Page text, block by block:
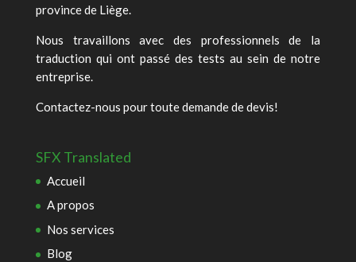
province de Liège.
Nous travaillons avec des professionnels de la
traduction qui ont passé des tests au sein de notre
entreprise.
Contactez-nous pour toute demande de devis!
SFX Translated
Accueil
A propos
Nos services
Blog